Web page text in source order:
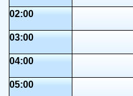
02:00
03:00
04:00
05:00